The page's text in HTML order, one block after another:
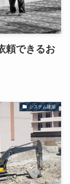
頼できるお
システム建築